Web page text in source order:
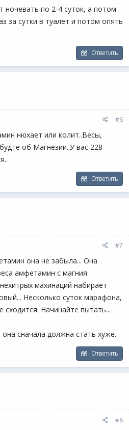
ночевать по 2-4 суток, а потом
за сутки в туалет и потом опять
Ответить
#6
нюхает или колит..Весы,
об Магнезии..У вас 228
Ответить
#7
она не забыла... Она
амфетамин с магния
махинаций набирает
Несколько суток марафона,
сходится. Начинайте пытать...
сначала должна стать хуже.
Ответить
#8